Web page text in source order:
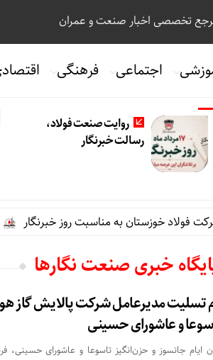
تخصصی اخبار صنعت و عمران
اجتماعی فرهنگی
روایت صنعت فولاد،‌
رسالت خبرنگار
خوزستان به مناسبت روز خبرنگار
خبری صنعت نگارها
تسلیت مدیرعامل شرکت پالایش گاز
و عاشورای حسینی
ایام جانسوز و حزن‌انگیز تاسوعا و عاشورای